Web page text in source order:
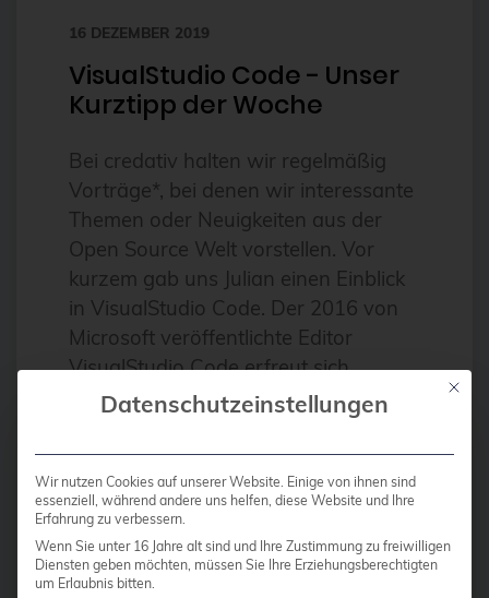
Alpin
Alternativen
Amazon FSx
anleitung
Ansible
Ansible Community Proxmox
Ansible-Modul
AnsibleFest
Antivirus
API-Integration
AppArmor
arm
16 DEZEMBER 2019
VisualStudio Code - Unser
Kurztipp der Woche
Bei credativ halten wir regelmäßig
Vorträge*, bei denen wir interessante
Themen oder Neuigkeiten aus der
Open Source Welt vorstellen. Vor
kurzem gab uns Julian einen Einblick
in VisualStudio Code. Der 2016 von
Microsoft veröffentlichte Editor
VisualStudio Code erfreut sich
wachsender Beliebtheit. Grund
genug, um sich die Software genauer
anzusehen. Grundsätzlich ist
VisualStudio Code eher ein […]
Weiterlesen
Mit
Datenschutzeinstellungen
Wir nutzen Cookies auf unserer Website. Einige von ihnen sind
essenziell, während andere uns helfen, diese Website und Ihre
Erfahrung zu verbessern.
Wenn Sie unter 16 Jahre alt sind und Ihre Zustimmung zu freiwilligen
Diensten geben möchten, müssen Sie Ihre Erziehungsberechtigten
um Erlaubnis bitten.